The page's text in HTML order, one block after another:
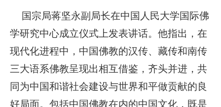
国宗局蒋坚永副局长在中国人民大学国际佛
学研究中心成立仪式上发表讲话。他指出，在
现代化进程中，中国佛教的汉传、藏传和南传
三大语系佛教呈现出相互借鉴，齐头并进，共
同为中国和谐社会建设与世界和平做贡献的良
好局面。包括中国佛教在内的中国文化，既是